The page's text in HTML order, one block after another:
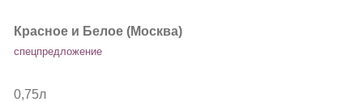
Красное и Белое (Москва)
спецпредложение
0,75л